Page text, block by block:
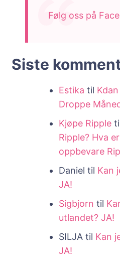
Følg oss på
Siste
Estika til
Droppe
Kjøpe Ripple
Ripple? Hva
oppbevare
Daniel til Kan
JA!
Sigbjorn til
utlandet? JA!
SILJA til Kan
JA!